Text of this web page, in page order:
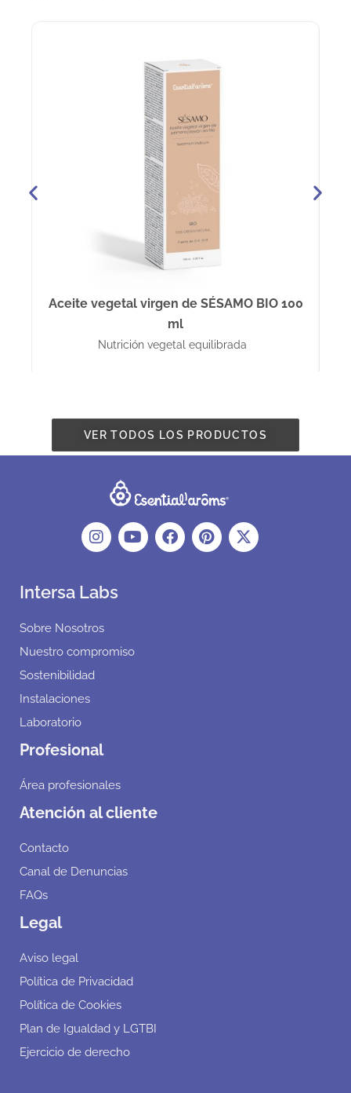
Aceite vegetal virgen de SÉSAMO BIO 100
ml
Nutrición vegetal equilibrada
VER TODOS LOS PRODUCTOS
Intersa Labs
Sobre Nosotros
Nuestro compromiso
Sostenibilidad
Instalaciones
Laboratorio
Profesional
Área profesionales
Atención al cliente
Contacto
Canal de Denuncias
FAQs
Legal
Aviso legal
Política de Privacidad
Política de Cookies
Plan de Igualdad y LGTBI
Ejercicio de derecho